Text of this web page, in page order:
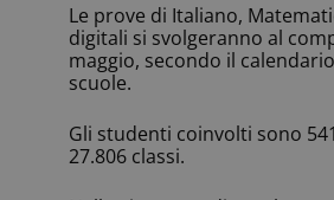
Le prove di Italiano,
digitali si svolgeranno al
maggio, secondo il
scuole.
Gli studenti coinvolti sono
27.806 classi.